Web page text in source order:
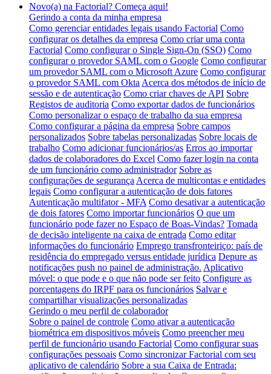
Novo(a) na Factorial? Começa aqui!
Gerindo a conta da minha empresa
Como gerenciar entidades legais usando Factorial Como
configurar os detalhes da empresa Como criar uma conta
Factorial Como configurar o Single Sign-On (SSO) Como
configurar o provedor SAML com o Google Como configurar
um provedor SAML com o Microsoft Azure Como configurar
o provedor SAML com Okta Acerca dos métodos de início de
sessão e de autenticação Como criar chaves de API Sobre
Registos de auditoria Como exportar dados de funcionários
Como personalizar o espaço de trabalho da sua empresa
Como configurar a página da empresa Sobre campos
personalizados Sobre tabelas personalizadas Sobre locais de
trabalho Como adicionar funcionários/as Erros ao importar
dados de colaboradores do Excel Como fazer login na conta
de um funcionário como administrador Sobre as
configurações de segurança Acerca de multicontas e entidades
legais Como configurar a autenticação de dois fatores
Autenticação multifator - MFA Como desativar a autenticação
de dois fatores Como importar funcionários O que um
funcionário pode fazer no Espaço de Boas-Vindas? Tomada
de decisão inteligente na caixa de entrada Como editar
informações do funcionário Emprego transfronteiriço: país de
residência do empregado versus entidade jurídica Depure as
notificações push no painel de administração. Aplicativo
móvel: o que pode e o que não pode ser feito Configure as
porcentagens do IRPF para os funcionários Salvar e
compartilhar visualizações personalizadas
Gerindo o meu perfil de colaborador
Sobre o painel de controle Como ativar a autenticação
biométrica em dispositivos móveis Como preencher meu
perfil de funcionário usando Factorial Como configurar suas
configurações pessoais Como sincronizar Factorial com seu
aplicativo de calendário Sobre a sua Caixa de Entrada: